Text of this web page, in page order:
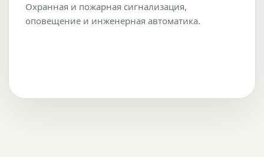
Охранная и пожарная сигнализация,
оповещение и инженерная автоматика.